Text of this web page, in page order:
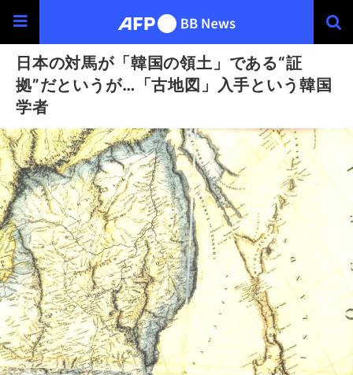
日本の対馬が「韓国の領土」である“証
拠”だというが…「古地図」入手という韓国
学者